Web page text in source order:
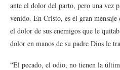
ante el dolor del parto, pero una vez
venido. En Cristo, es el gran
el dolor de sus enemigos que le
dolor en manos de su padre Dios le
“El pecado, el odio, no tienen la